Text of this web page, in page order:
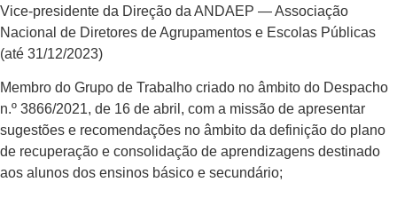
Vice-presidente da Direção da ANDAEP — Associação
Nacional de Diretores de Agrupamentos e Escolas Públicas
(até 31/12/2023)
Membro do Grupo de Trabalho criado no âmbito do Despacho
n.º 3866/2021, de 16 de abril, com a missão de apresentar
sugestões e recomendações no âmbito da definição do plano
de recuperação e consolidação de aprendizagens destinado
aos alunos dos ensinos básico e secundário;